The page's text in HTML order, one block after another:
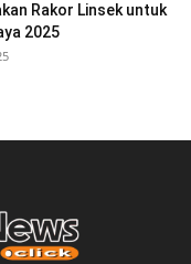
Rakor Linsek untuk
2025